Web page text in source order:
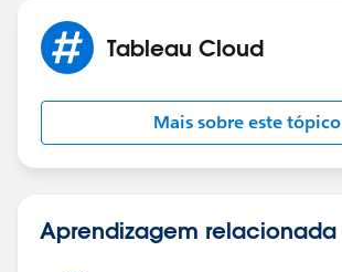
margin-bottom 0px;
margin-right: 0px;
</style>
Tableau Cloud
Mais sobre este tópico
Aprendizagem relacionada